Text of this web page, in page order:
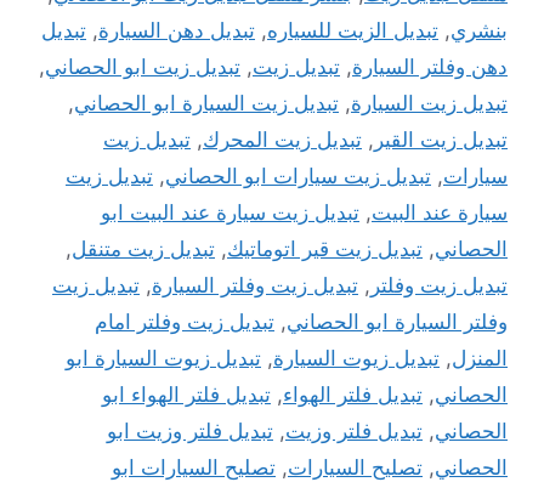
بنشري, تبديل الزيت للسياره, تبديل دهن السيارة, تبديل
دهن وفلتر السيارة, تبديل زيت, تبديل زيت ابو الحصاني,
تبديل زيت السيارة, تبديل زيت السيارة ابو الحصاني,
تبديل زيت القير , تبديل زيت المحرك, تبديل زيت
سيارات, تبديل زيت سيارات ابو الحصاني, تبديل زيت
سيارة عند البيت, تبديل زيت سيارة عند البيت ابو
الحصاني, تبديل زيت قير اتوماتيك, تبديل زيت متنقل,
تبديل زيت وفلتر , تبديل زيت وفلتر السيارة, تبديل زيت
وفلتر السيارة ابو الحصاني, تبديل زيت وفلتر امام
المنزل, تبديل زيوت السيارة, تبديل زيوت السيارة ابو
الحصاني, تبديل فلتر الهواء, تبديل فلتر الهواء ابو
الحصاني, تبديل فلتر وزيت, تبديل فلتر وزيت ابو
الحصاني, تصليح السيارات, تصليح السيارات ابو